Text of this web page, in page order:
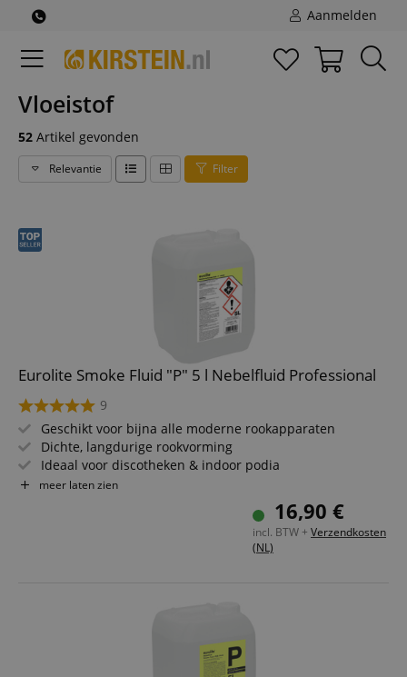
Aanmelden
Vloeistof
52 Artikel gevonden
Relevantie Filter
Eurolite Smoke Fluid "P" 5 l Nebelfluid Professional
9
Geschikt voor bijna alle moderne rookapparaten
Dichte, langdurige rookvorming
Ideaal voor discotheken & indoor podia
Op waterbasis & geurloos
Niet brandbaar, geen transportbeperkingen, geen
meer laten zien
16,90 €
incl. BTW + Verzendkosten
(NL)